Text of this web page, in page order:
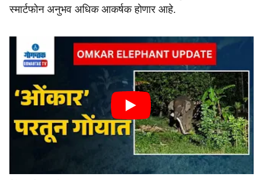
स्मार्टफोन अनुभव अधिक आकर्षक होणार आहे.